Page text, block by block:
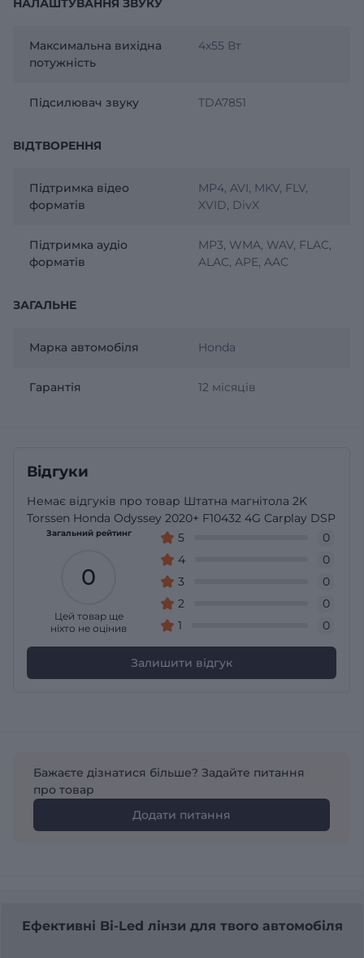
Максимальна вихідна
потужність
4х55 Вт
Підсилювач звуку TDA7851
ВІДТВОРЕННЯ
Підтримка відео
форматів
MP4, AVI, MKV, FLV,
XVID, DivX
Підтримка аудіо
форматів
MP3, WMA, WAV, FLAC,
ALAC, APE, AAC
ЗАГАЛЬНЕ
Марка автомобіля Honda
Гарантія 12 місяців
Відгуки
Немає відгуків про товар Штатна магнітола 2K
Torssen Honda Odyssey 2020+ F10432 4G Carplay DSP
Загальний рейтинг
0
Цей товар ще
ніхто не оцінив
5
0
4
0
3
0
2
0
1
0
Залишити відгук
Бажаєте дізнатися більше? Задайте питання
про товар
Додати питання
Ефективні Bi-Led лінзи для твого автомобіля